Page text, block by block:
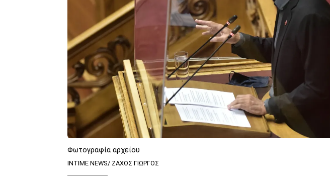
Φωτογραφία αρχείου
INTIME NEWS/ ΖΑΧΟΣ ΓΙΩΡΓΟΣ